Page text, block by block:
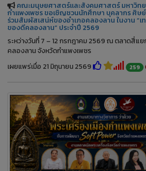
คณะมนุษยศาสตร์และสังคมศาสตร์ มหาวิท
กำแพงเพชร ขอเชิญชวนนักศึกษา บุคลากร ศิษย์
ร่วมสัมผัสเสน่ห์ของอำเภอคลองลาน ในงาน “เ
ของดีคลองลาน” ประจำปี 2569
ระหว่างวันที่ 7 – 12 กรกฎาคม 2569 ณ ตลาดสี่แ
คลองลาน จังหวัดกำแพงเพชร
เผยแพร่เมื่อ 21 มิถุนายน 2569
259